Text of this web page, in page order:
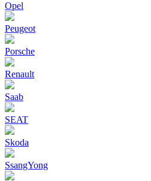
Opel
Peugeot
Porsche
Renault
Saab
SEAT
Skoda
SsangYong